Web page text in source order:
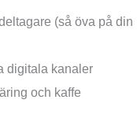
(så öva på din
digitala kanaler
och kaffe